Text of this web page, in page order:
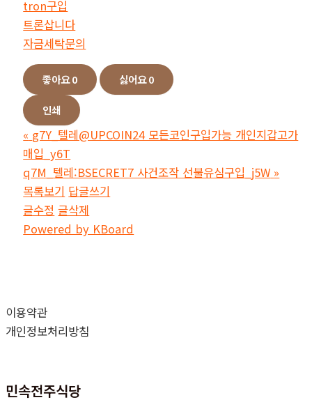
tron구입
트론삽니다
자금세탁문의
좋아요0 싫어요0
인쇄
« g7Y_텔레@UPCOIN24 모든코인구입가능 개인지갑고가
매입_y6T
q7M_텔레:BSECRET7 사건조작 선불유심구입_j5W »
목록보기 답글쓰기
글수정 글삭제
Powered by KBoard
이용약관
개인정보처리방침
민속전주식당